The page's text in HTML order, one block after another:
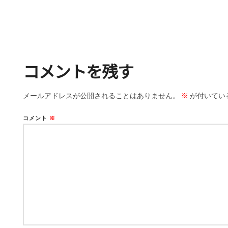
コメントを残す
メールアドレスが公開されることはありません。 ※ が付いてい
コメント ※